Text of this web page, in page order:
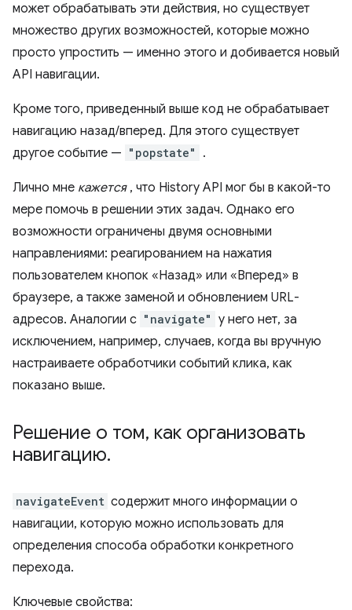
может обрабатывать эти действия, но существует
множество других возможностей, которые можно
просто упростить — именно этого и добивается новый
API навигации.
Кроме того, приведенный выше код не обрабатывает
навигацию назад/вперед. Для этого существует
другое событие — "popstate" .
Лично мне кажется, что History API мог бы в какой-то
мере помочь в решении этих задач. Однако его
возможности ограничены двумя основными
направлениями: реагированием на нажатия
пользователем кнопок «Назад» или «Вперед» в
браузере, а также заменой и обновлением URL-
адресов. Аналогии с "navigate" у него нет, за
исключением, например, случаев, когда вы вручную
настраиваете обработчики событий клика, как
показано выше.
Решение о том, как организовать
навигацию.
navigateEvent содержит много информации о
навигации, которую можно использовать для
определения способа обработки конкретного
перехода.
Ключевые свойства: